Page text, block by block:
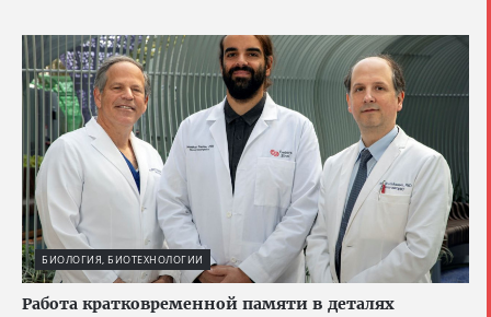
БИОЛОГИЯ, БИОТЕХНОЛОГИИ
Работа кратковременной памяти в деталях